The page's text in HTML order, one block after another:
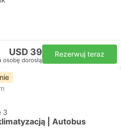
USD 39
osobę dorosłą
Rezerwuj teraz
3
| Autobus